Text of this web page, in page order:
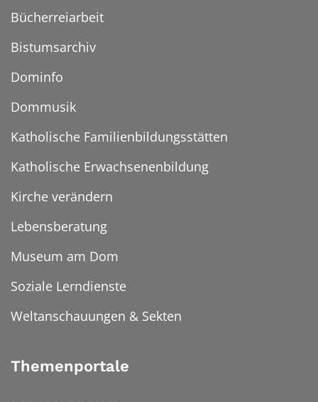
Bücherreiarbeit
Bistumsarchiv
Dominfo
Dommusik
Katholische Familienbildungsstätten
Katholische Erwachsenenbildung
Kirche verändern
Lebensberatung
Museum am Dom
Soziale Lerndienste
Weltanschauungen & Sekten
Themenportale